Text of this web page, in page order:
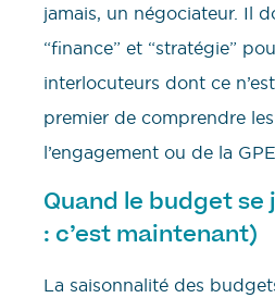
jamais, un négociateur. Il
“finance” et “stratégie”
interlocuteurs dont ce
premier de comprendre
l’engagement ou de la
Quand le budget se
: c’est maintenant)
La saisonnalité des